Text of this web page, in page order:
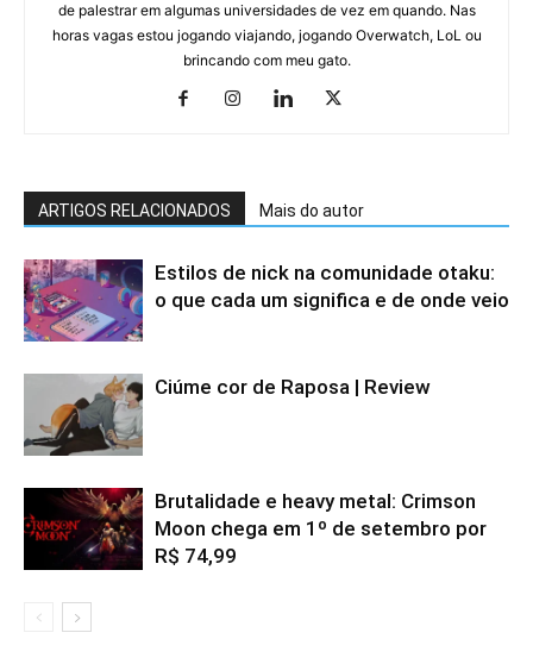
de palestrar em algumas universidades de vez em quando. Nas
horas vagas estou jogando viajando, jogando Overwatch, LoL ou
brincando com meu gato.
ARTIGOS RELACIONADOS Mais do autor
Estilos de nick na comunidade otaku:
o que cada um significa e de onde veio
Ciúme cor de Raposa | Review
Brutalidade e heavy metal: Crimson
Moon chega em 1º de setembro por
R$ 74,99